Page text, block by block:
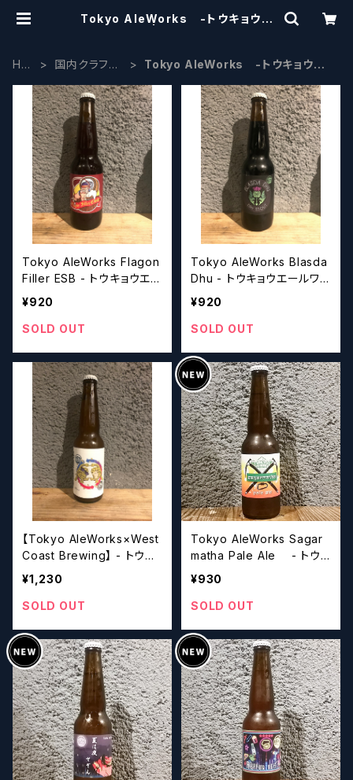
Tokyo AleWorks -トウキョウエ
HO
国内クラフト
Tokyo AleWorks -トウキョウエ
Tokyo AleWorks Flagon
Filler ESB - トウキョウエー
ルワークス (フラゴン・フィラ
¥920
SOLD OUT
Tokyo AleWorks Blasda
Dhu - トウキョウエールワ
¥920
SOLD OUT
【Tokyo AleWorks×West
Coast Brewing】 - トウキ
ョウエールワークス×ウェス
トコーストブルーイング トレ
ーディング・トリプルズ・ザ・
【クラフトビール】
¥1,230
SOLD OUT
Tokyo AleWorks Sagar
matha Pale Ale - トウ
キョウエールワークス サガ
ラフトビール】
¥930
SOLD OUT